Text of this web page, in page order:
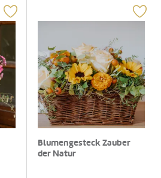
Blumengesteck Zauber
der Natur